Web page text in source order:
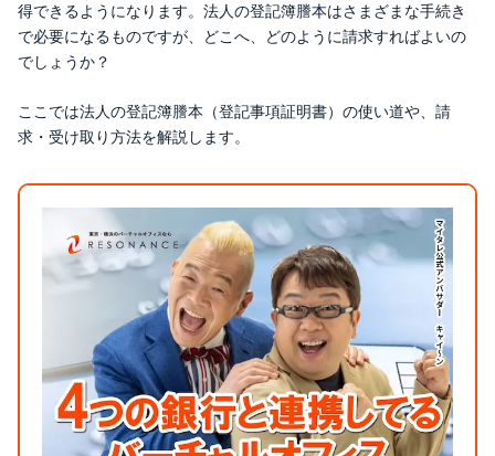
得できるようになります。法人の登記簿謄本はさまざまな手続き
で必要になるものですが、どこへ、どのように請求すればよいの
でしょうか？
ここでは法人の登記簿謄本（登記事項証明書）の使い道や、請
求・受け取り方法を解説します。